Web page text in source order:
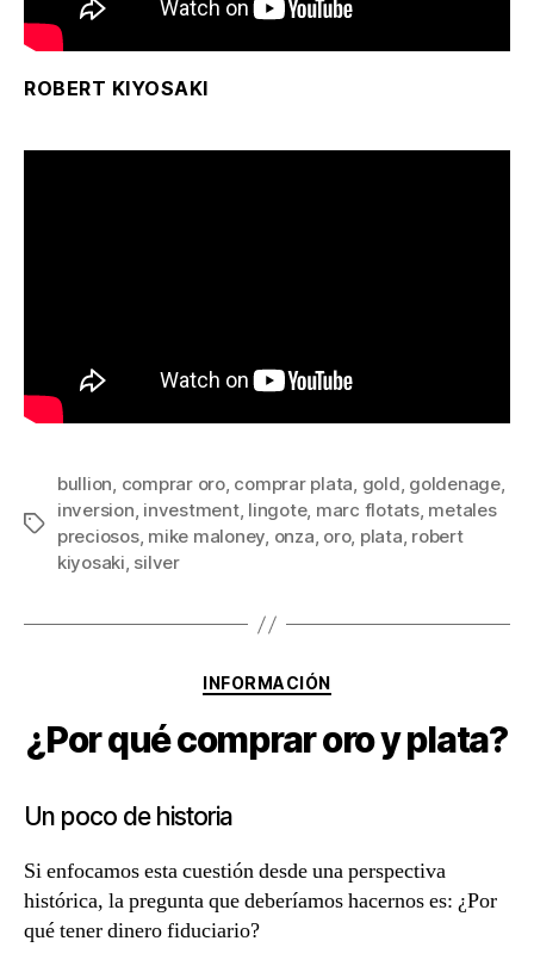
ROBERT KIYOSAKI
Etiquetas
bullion, comprar oro, comprar plata, gold, goldenage,
inversion, investment, lingote, marc flotats, metales
preciosos, mike maloney, onza, oro, plata, robert
kiyosaki, silver
Categorías
INFORMACIÓN
¿Por qué comprar oro y plata?
Un poco de historia
Si enfocamos esta cuestión desde una perspectiva
histórica, la pregunta que deberíamos hacernos es: ¿Por
qué tener dinero fiduciario?